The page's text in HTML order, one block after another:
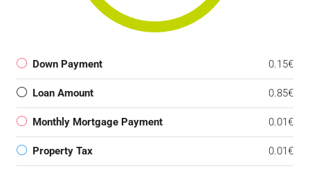
Down Payment 0.15€
Loan Amount 0.85€
Monthly Mortgage Payment 0.01€
Property Tax 0.01€